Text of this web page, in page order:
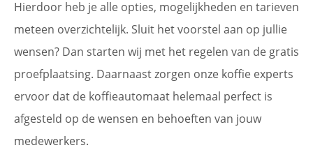
Hierdoor heb je alle opties, mogelijkheden en tarieven
meteen overzichtelijk. Sluit het voorstel aan op jullie
wensen? Dan starten wij met het regelen van de gratis
proefplaatsing. Daarnaast zorgen onze koffie experts
ervoor dat de koffieautomaat helemaal perfect is
afgesteld op de wensen en behoeften van jouw
medewerkers.